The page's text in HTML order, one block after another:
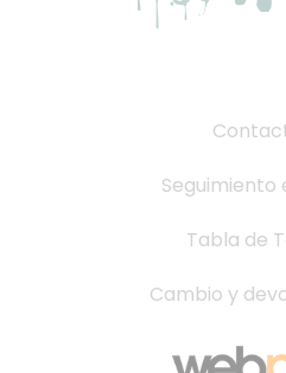
Seguimiento
Tabla de
Cambio y